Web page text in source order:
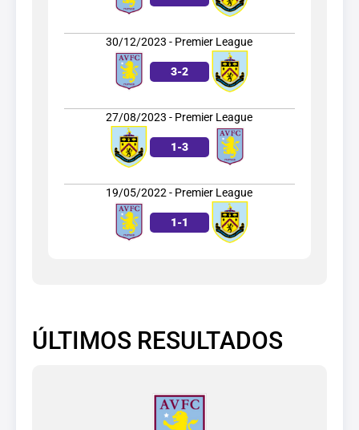
30/12/2023 - Premier League
3-2
27/08/2023 - Premier League
1-3
19/05/2022 - Premier League
1-1
ÚLTIMOS RESULTADOS